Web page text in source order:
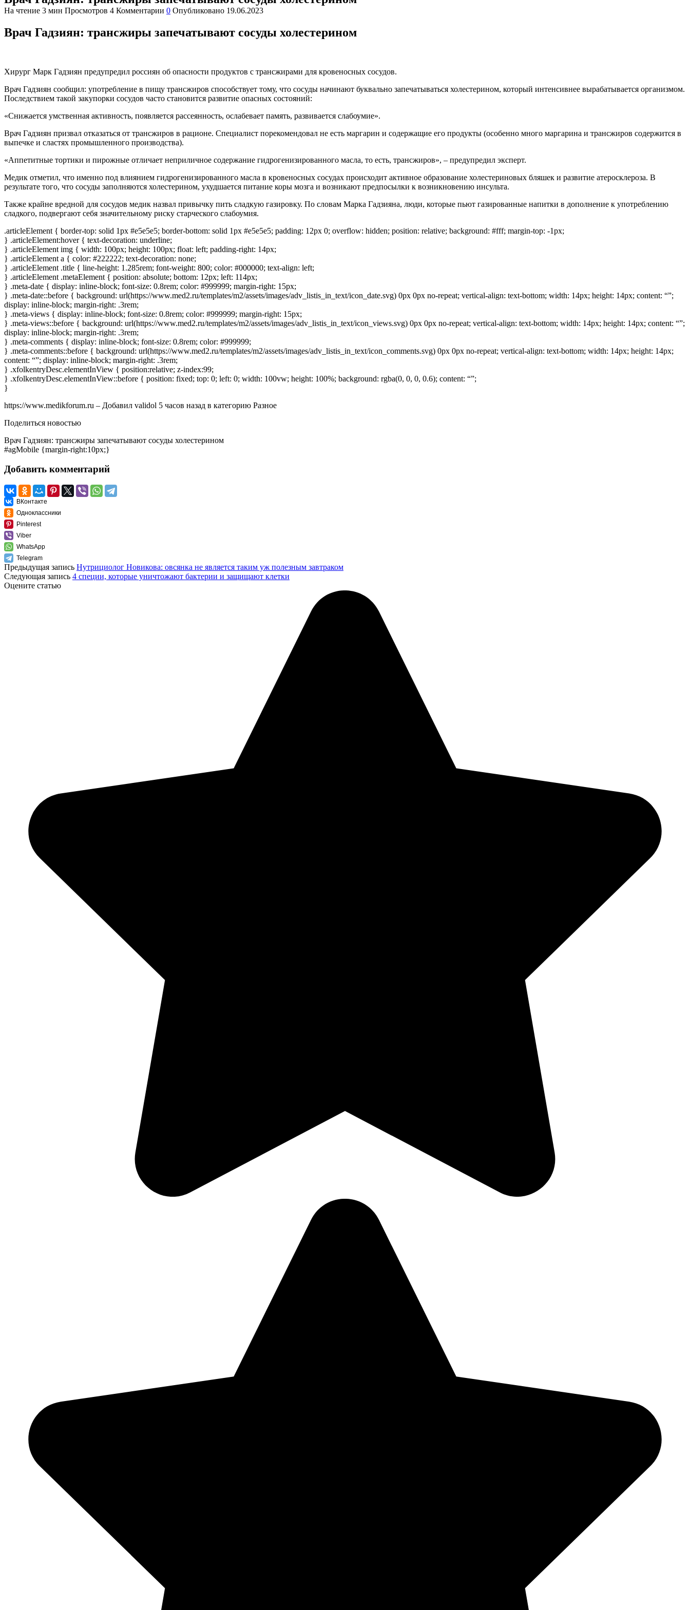
На чтение 3 мин Просмотров 4 Комментарии 0 Опубликовано 19.06.2023
Врач Гадзиян: трансжиры запечатывают сосуды холестерином
Хирург Марк Гадзиян предупредил россиян об опасности продуктов с трансжирами для кровеносных сосудов.
Врач Гадзиян сообщил: употребление в пищу трансжиров способствует тому, что сосуды начинают буквально запечатываться холестерином, который интенсивнее вырабатывается организмом.
Последствием такой закупорки сосудов часто становится развитие опасных состояний:
«Снижается умственная активность, появляется рассеянность, ослабевает память, развивается слабоумие».
Врач Гадзиян призвал отказаться от трансжиров в рационе. Специалист порекомендовал не есть маргарин и содержащие его продукты (особенно много маргарина и трансжиров содержится в
выпечке и сластях промышленного производства).
«Аппетитные тортики и пирожные отличает неприличное содержание гидрогенизированного масла, то есть, трансжиров», – предупредил эксперт.
Медик отметил, что именно под влиянием гидрогенизированного масла в кровеносных сосудах происходит активное образование холестериновых бляшек и развитие атеросклероза. В
результате того, что сосуды заполняются холестерином, ухудшается питание коры мозга и возникают предпосылки к возникновению инсульта.
Также крайне вредной для сосудов медик назвал привычку пить сладкую газировку. По словам Марка Гадзияна, люди, которые пьют газированные напитки в дополнение к употреблению
сладкого, подвергают себя значительному риску старческого слабоумия.
.articleElement { border-top: solid 1px #e5e5e5; border-bottom: solid 1px #e5e5e5; padding: 12px 0; overflow: hidden; position: relative; background: #fff; margin-top: -1px;
} .articleElement:hover { text-decoration: underline;
} .articleElement img { width: 100px; height: 100px; float: left; padding-right: 14px;
} .articleElement a { color: #222222; text-decoration: none;
} .articleElement .title { line-height: 1.285rem; font-weight: 800; color: #000000; text-align: left;
} .articleElement .metaElement { position: absolute; bottom: 12px; left: 114px;
} .meta-date { display: inline-block; font-size: 0.8rem; color: #999999; margin-right: 15px;
} .meta-date::before { background: url(https://www.med2.ru/templates/m2/assets/images/adv_listis_in_text/icon_date.svg) 0px 0px no-repeat; vertical-align: text-bottom; width: 14px; height: 14px; content: “”;
display: inline-block; margin-right: .3rem;
} .meta-views { display: inline-block; font-size: 0.8rem; color: #999999; margin-right: 15px;
} .meta-views::before { background: url(https://www.med2.ru/templates/m2/assets/images/adv_listis_in_text/icon_views.svg) 0px 0px no-repeat; vertical-align: text-bottom; width: 14px; height: 14px; content: “”;
display: inline-block; margin-right: .3rem;
} .meta-comments { display: inline-block; font-size: 0.8rem; color: #999999;
} .meta-comments::before { background: url(https://www.med2.ru/templates/m2/assets/images/adv_listis_in_text/icon_comments.svg) 0px 0px no-repeat; vertical-align: text-bottom; width: 14px; height: 14px;
content: “”; display: inline-block; margin-right: .3rem;
} .xfolkentryDesc.elementInView { position:relative; z-index:99;
} .xfolkentryDesc.elementInView::before { position: fixed; top: 0; left: 0; width: 100vw; height: 100%; background: rgba(0, 0, 0, 0.6); content: “”;
}
https://www.medikforum.ru – Добавил validol 5 часов назад в категорию Разное
Поделиться новостью
Врач Гадзиян: трансжиры запечатывают сосуды холестерином
#agMobile {margin-right:10px;}
Добавить комментарий
ВКонтакте
Одноклассники
Pinterest
Viber
WhatsApp
Telegram
Предыдущая запись Нутрициолог Новикова: овсянка не является таким уж полезным завтраком
Следующая запись 4 специи, которые уничтожают бактерии и защищают клетки
Оцените статью